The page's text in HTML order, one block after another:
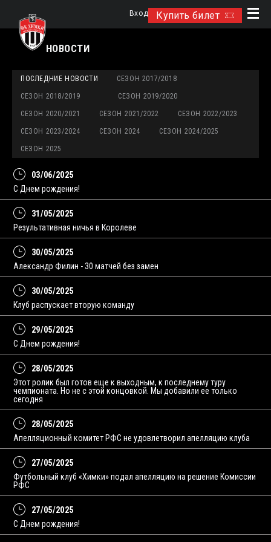
Купить билет
Вход
НОВОСТИ
ПОСЛЕДНИЕ НОВОСТИ СЕЗОН 2017/2018
СЕЗОН 2018/2019 СЕЗОН 2019/2020
СЕЗОН 2020/2021 СЕЗОН 2021/2022 СЕЗОН 2022/2023
СЕЗОН 2023/2024 СЕЗОН 2024 СЕЗОН 2024/2025
СЕЗОН 2025
03/06/2025
С Днем рождения!
31/05/2025
Результативная ничья в Королеве
30/05/2025
Александр Филин - 30 матчей без замен
30/05/2025
Клуб распускает вторую команду
29/05/2025
С Днем рождения!
28/05/2025
Этот ролик был готов еще к выходным, к последнему туру
чемпионата. Но не с этой концовкой. Мы добавили ее только
сегодня
28/05/2025
Апелляционный комитет РФС не удовлетворил апелляцию клуба
27/05/2025
Футбольный клуб «Химки» подал апелляцию на решение Комиссии
РФС
27/05/2025
С Днем рождения!